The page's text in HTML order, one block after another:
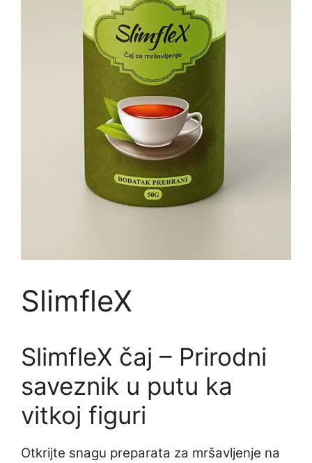
SlimfleX
SlimfleX čaj – Prirodni
saveznik u putu ka
vitkoj figuri
Otkrijte snagu preparata za mršavljenje na